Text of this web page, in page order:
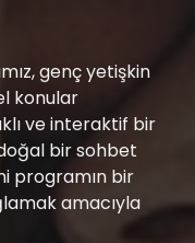
genç yetişkin
konular
ve interaktif bir
bir sohbet
programın bir
amacıyla